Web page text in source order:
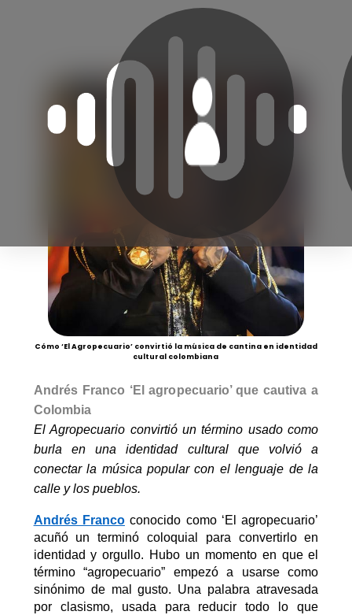
Cómo ‘El Agropecuario’ convirtió la música de cantina en identidad
cultural colombiana
Andrés Franco ‘El agropecuario’ que cautiva a
Colombia
El Agropecuario convirtió un término usado como
burla en una identidad cultural que volvió a
conectar la música popular con el lenguaje de la
calle y los pueblos.
Andrés Francoconocido como ‘El agropecuario’
acuñó un terminó coloquial para convertirlo en
identidad y orgullo. Hubo un momento en queel
término“agropecuario” empezó a usarse como
sinónimo de mal gusto. Una palabra atravesada
por clasismo, usada para reducir todo lo que